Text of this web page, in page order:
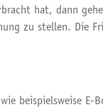
hat, dann
zu stellen. Die
beispielsweise E-